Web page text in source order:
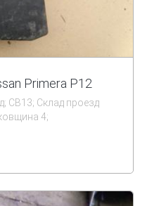
Primera P12
СВ13; Склад проезд
4;